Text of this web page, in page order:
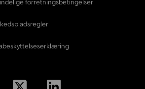
forretningsbetingelser